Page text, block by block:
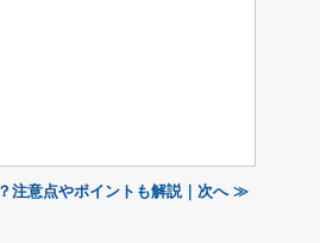
注意点やポイントも解説｜次へ ≫